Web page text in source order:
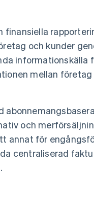
och kunder
informationskälla
mellan företag
och
annat för
centraliserad